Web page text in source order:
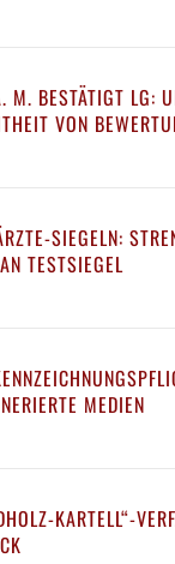
M. BESTÄTIGT LG:
VON
SIEGELN:
TESTSIEGEL
MEDIEN
KARTELL“-